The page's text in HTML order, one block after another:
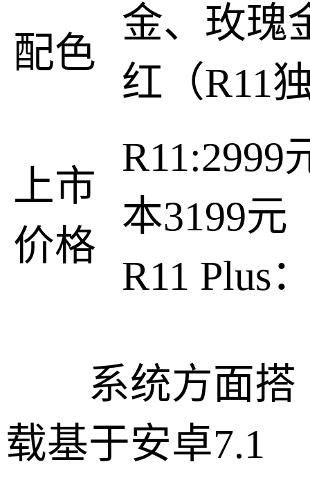
配色
金、玫瑰
红（R11
上市
价格
R11:2999
本3199元
R11 Plus
系统方面搭
载基于安卓7.1